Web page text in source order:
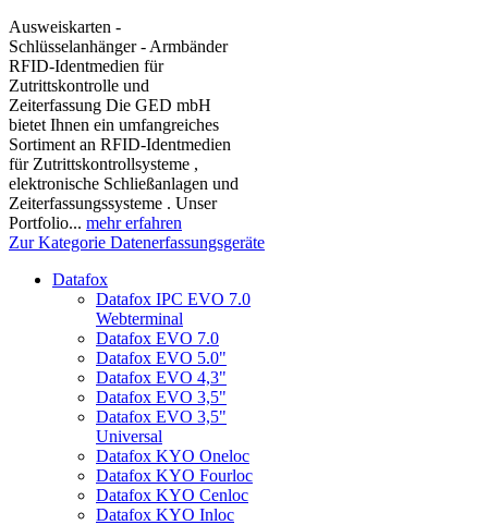
Ausweiskarten -
Schlüsselanhänger - Armbänder
RFID-Identmedien für
Zutrittskontrolle und
Zeiterfassung Die GED mbH
bietet Ihnen ein umfangreiches
Sortiment an RFID-Identmedien
für Zutrittskontrollsysteme ,
elektronische Schließanlagen und
Zeiterfassungssysteme . Unser
Portfolio... mehr erfahren
Zur Kategorie Datenerfassungsgeräte
Datafox
Datafox IPC EVO 7.0
Webterminal
Datafox EVO 7.0
Datafox EVO 5.0"
Datafox EVO 4,3"
Datafox EVO 3,5"
Datafox EVO 3,5"
Universal
Datafox KYO Oneloc
Datafox KYO Fourloc
Datafox KYO Cenloc
Datafox KYO Inloc